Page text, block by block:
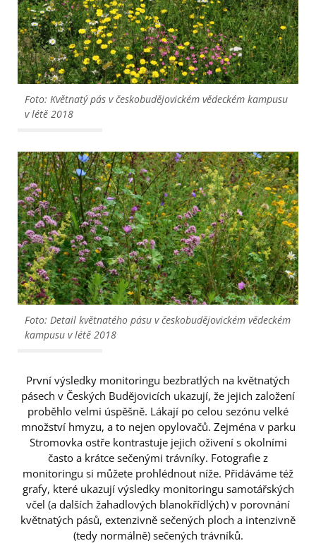
Foto: Květnatý pás v českobudějovickém vědeckém kampusu
v létě 2018
Foto: Detail květnatého pásu v českobudějovickém vědeckém
kampusu v létě 2018
První výsledky monitoringu bezbratlých na květnatých
pásech v Českých Budějovicích ukazují, že jejich založení
proběhlo velmi úspěšně. Lákají po celou sezónu velké
množství hmyzu, a to nejen opylovačů. Zejména v parku
Stromovka ostře kontrastuje jejich oživení s okolními
často a krátce sečenými trávníky. Fotografie z
monitoringu si můžete prohlédnout níže. Přidáváme též
grafy, které ukazují výsledky monitoringu samotářských
včel (a dalších žahadlových blanokřídlých) v porovnání
květnatých pásů, extenzivně sečených ploch a intenzivně
(tedy normálně) sečených trávníků.